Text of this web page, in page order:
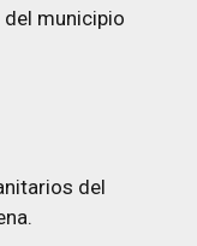
municipio
del